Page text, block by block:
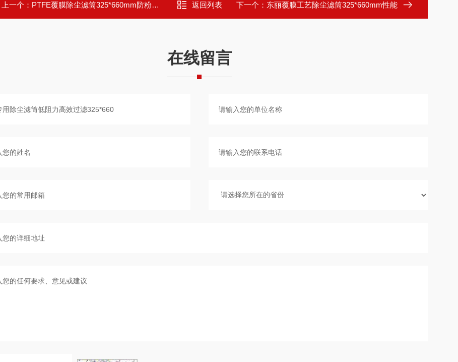
上一个： PTFE覆膜除尘滤筒325*660mm防粉尘粘黏 返回列表 下一个： 东丽覆膜工艺除尘滤筒325*660mm性能
在线留言